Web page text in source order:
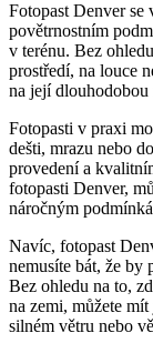
Fotopast Denver
povětrnostním
v terénu. Bez
prostředí, na louce
na její
Fotopasti v praxi
dešti, mrazu nebo
provedení a
fotopasti Denver,
náročným
Navíc, fotopast
nemusíte bát, že by
Bez ohledu na to,
na zemi, můžete
silném větru nebo